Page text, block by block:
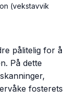
(vekstavvik
pålitelig for å
På dette
fosterets